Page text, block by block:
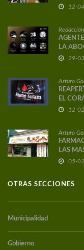
DE12-
Redacción
LA
29-
Arturo
EL
12-
Arturo
LAS
05-
OTRAS SECCIONES
Municipalidad
Gobierno